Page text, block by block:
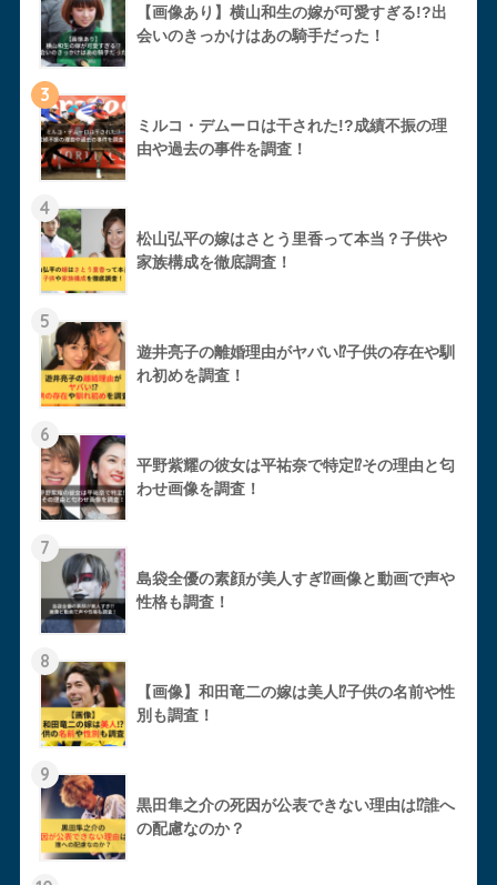
【画像あり】横山和生の嫁が可愛すぎる!?出
会いのきっかけはあの騎手だった！
3
ミルコ・デムーロは干された!?成績不振の理
由や過去の事件を調査！
4
松山弘平の嫁はさとう里香って本当？子供や
家族構成を徹底調査！
5
遊井亮子の離婚理由がヤバい⁉︎子供の存在や馴
れ初めを調査！
6
平野紫耀の彼女は平祐奈で特定⁉︎その理由と匂
わせ画像を調査！
7
島袋全優の素顔が美人すぎ⁉︎画像と動画で声や
性格も調査！
8
【画像】和田竜二の嫁は美人⁉︎子供の名前や性
別も調査！
9
黒田隼之介の死因が公表できない理由は⁉︎誰へ
の配慮なのか？